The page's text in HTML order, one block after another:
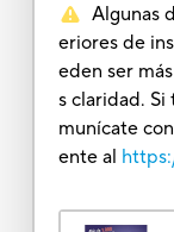
Algunas
eriores de
eden ser
s claridad.
munícate
ente al